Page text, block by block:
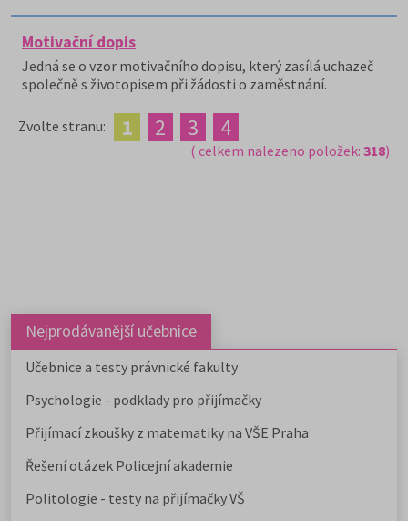
Motivační dopis
Jedná se o vzor motivačního dopisu, který zasílá uchazeč
společně s životopisem při žádosti o zaměstnání.
Zvolte stranu: 1 2 3 4
( celkem nalezeno položek: 318)
Nejprodávanější učebnice
Učebnice a testy právnické fakulty
Psychologie - podklady pro přijímačky
Přijímací zkoušky z matematiky na VŠE Praha
Řešení otázek Policejní akademie
Politologie - testy na přijímačky VŠ